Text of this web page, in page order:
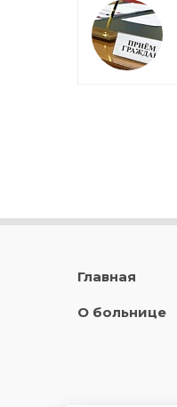
Главная
О больнице